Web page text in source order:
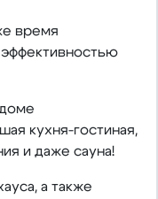
время
кухня-гостиная,
и даже сауна!
а также